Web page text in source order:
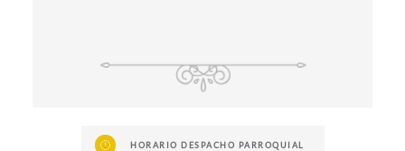
HORARIO DESPACHO PARROQUIAL